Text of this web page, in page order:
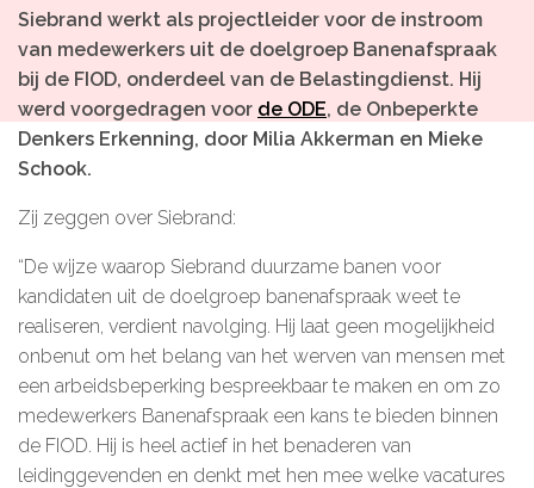
Microlearnings
Breng een ODE!
Ver- en vooroordelencheck
Bekijk volledig overzicht
Sluit je ook aan
In jouw organisatie
Siebrand werkt als projectleider voor de instroom
van medewerkers uit de doelgroep Banenafspraak
bij de FIOD, onderdeel van de Belastingdienst. Hij
werd voorgedragen voor de ODE, de Onbeperkte
Denkers Erkenning, door Milia Akkerman en Mieke
Schook.
Zij zeggen over Siebrand:
“De wijze waarop Siebrand duurzame banen voor
kandidaten uit de doelgroep banenafspraak weet te
realiseren, verdient navolging. Hij laat geen mogelijkheid
onbenut om het belang van het werven van mensen met
een arbeidsbeperking bespreekbaar te maken en om zo
medewerkers Banenafspraak een kans te bieden binnen
de FIOD. Hij is heel actief in het benaderen van
leidinggevenden en denkt met hen mee welke vacatures